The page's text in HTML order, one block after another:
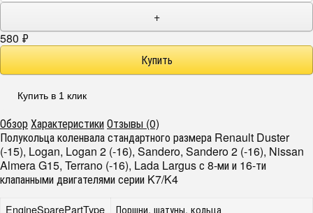
+
580 ₽
Купить в 1 клик
ОбзорХарактеристикиОтзывы (0)
Полукольца коленвала стандартного размера Renault Duster
(-15), Logan, Logan 2 (-16), Sandero, Sandero 2 (-16), Nissan
Almera G15, Terrano (-16), Lada Largus с 8-ми и 16-ти
клапанными двигателями серии K7/K4
EngineSparePartType Поршни, шатуны, кольца